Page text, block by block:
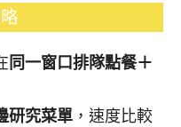
同一窗口排隊點餐＋
研究菜單 ，速度比較